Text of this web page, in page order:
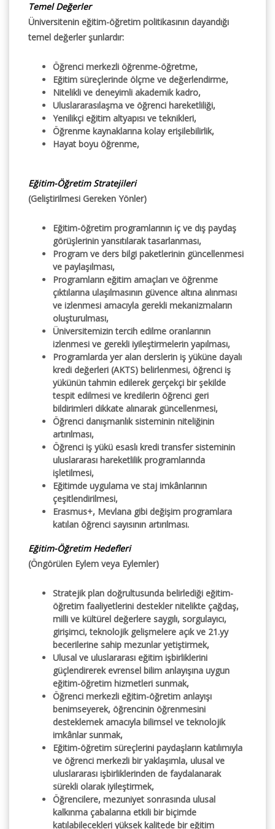
Temel Değerler
Üniversitenin eğitim-öğretim politikasının dayandığı
temel değerler şunlardır:
Öğrenci merkezli öğrenme-öğretme,
Eğitim süreçlerinde ölçme ve değerlendirme,
Nitelikli ve deneyimli akademik kadro,
Uluslararasılaşma ve öğrenci hareketliliği,
Yenilikçi eğitim altyapısı ve teknikleri,
Öğrenme kaynaklarına kolay erişilebilirlik,
Hayat boyu öğrenme,
Eğitim-Öğretim Stratejileri
(Geliştirilmesi Gereken Yönler)
Eğitim-öğretim programlarının iç ve dış paydaş
görüşlerinin yansıtılarak tasarlanması,
Program ve ders bilgi paketlerinin güncellenmesi
ve paylaşılması,
Programların eğitim amaçları ve öğrenme
çıktılarına ulaşılmasının güvence altına alınması
ve izlenmesi amacıyla gerekli mekanizmaların
oluşturulması,
Üniversitemizin tercih edilme oranlarının
izlenmesi ve gerekli iyileştirmelerin yapılması,
Programlarda yer alan derslerin iş yüküne dayalı
kredi değerleri (AKTS) belirlenmesi, öğrenci iş
yükünün tahmin edilerek gerçekçi bir şekilde
tespit edilmesi ve kredilerin öğrenci geri
bildirimleri dikkate alınarak güncellenmesi,
Öğrenci danışmanlık sisteminin niteliğinin
artırılması,
Öğrenci iş yükü esaslı kredi transfer sisteminin
uluslararası hareketlilik programlarında
işletilmesi,
Eğitimde uygulama ve staj imkânlarının
çeşitlendirilmesi,
Erasmus+, Mevlana gibi değişim programlara
katılan öğrenci sayısının artırılması.
Eğitim-Öğretim Hedefleri
(Öngörülen Eylem veya Eylemler)
Stratejik plan doğrultusunda belirlediği eğitim-
öğretim faaliyetlerini destekler nitelikte çağdaş,
milli ve kültürel değerlere saygılı, sorgulayıcı,
girişimci, teknolojik gelişmelere açık ve 21.yy
becerilerine sahip mezunlar yetiştirmek,
Ulusal ve uluslararası eğitim işbirliklerini
güçlendirerek evrensel bilim anlayışına uygun
eğitim-öğretim hizmetleri sunmak,
Öğrenci merkezli eğitim-öğretim anlayışı
benimseyerek, öğrencinin öğrenmesini
desteklemek amacıyla bilimsel ve teknolojik
imkânlar sunmak,
Eğitim-öğretim süreçlerini paydaşların katılımıyla
ve öğrenci merkezli bir yaklaşımla, ulusal ve
uluslararası işbirliklerinden de faydalanarak
sürekli olarak iyileştirmek,
Öğrencilere, mezuniyet sonrasında ulusal
kalkınma çabalarına etkili bir biçimde
katılabilecekleri yüksek kalitede bir eğitim